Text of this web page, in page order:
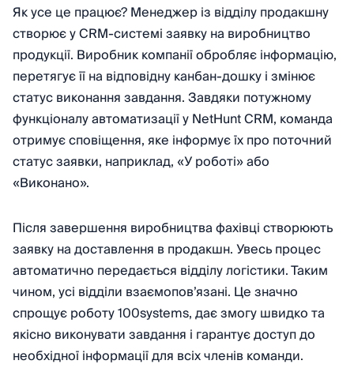
Як усе це працює? Менеджер із відділу продакшну
створює у CRM-системі заявку на виробництво
продукції. Виробник компанії обробляє інформацію,
перетягує її на відповідну канбан-дошку і змінює
статус виконання завдання. Завдяки потужному
функціоналу автоматизації у NetHunt CRM, команда
отримує сповіщення, яке інформує їх про поточний
статус заявки, наприклад, «У роботі» або
«Виконано».
Після завершення виробництва фахівці створюють
заявку на доставлення в продакшн. Увесь процес
автоматично передається відділу логістики. Таким
чином, усі відділи взаємопов’язані. Це значно
спрощує роботу 100systems, дає змогу швидко та
якісно виконувати завдання і гарантує доступ до
необхідної інформації для всіх членів команди.